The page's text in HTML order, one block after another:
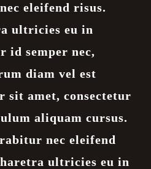
eleifend risus.
ultricies eu in
id semper nec,
diam vel est
sit amet, consectetur
aliquam cursus.
nec eleifend
ultricies eu in